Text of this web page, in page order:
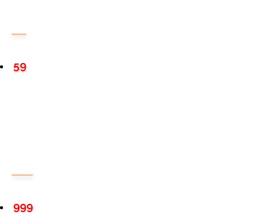
59
999